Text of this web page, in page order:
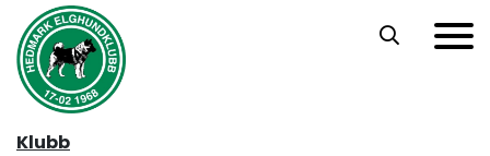
Hopp til hovedinnhold
Klubb